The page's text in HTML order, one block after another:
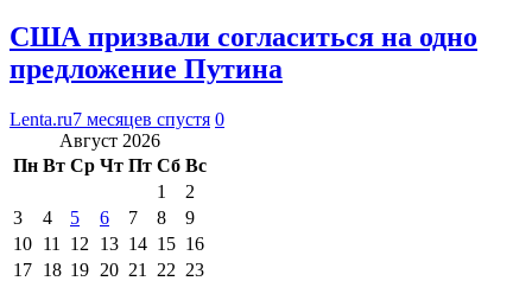
США призвали согласиться на одно
предложение Путина
Lenta.ru7 месяцев спустя 0
Август 2026
Пн Вт Ср Чт Пт Сб Вс
1
2
3
4 5 6 7 8
9
10 11 12 13 14 15 16
17 18 19 20 21 22 23